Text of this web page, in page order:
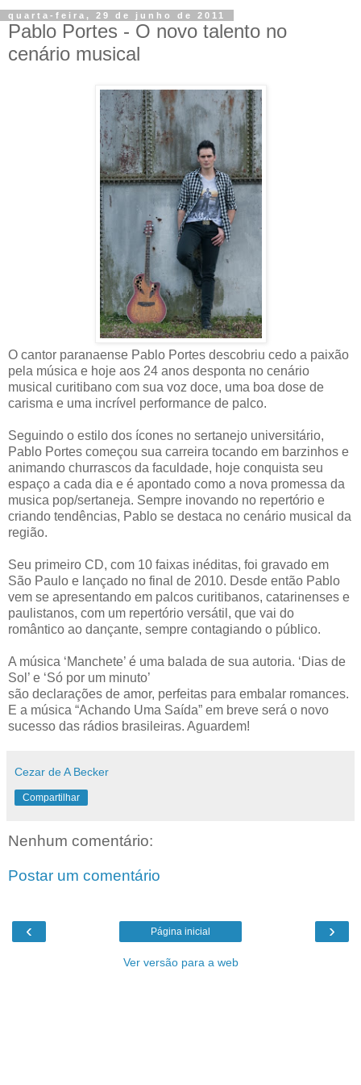
quarta-feira, 29 de junho de 2011
Pablo Portes - O novo talento no
cenário musical
O cantor paranaense Pablo Portes descobriu cedo a paixão
pela música e hoje aos 24 anos desponta no cenário
musical curitibano com sua voz doce, uma boa dose de
carisma e uma incrível performance de palco.
Seguindo o estilo dos ícones no sertanejo universitário,
Pablo Portes começou sua carreira tocando em barzinhos e
animando churrascos da faculdade, hoje conquista seu
espaço a cada dia e é apontado como a nova promessa da
musica pop/sertaneja. Sempre inovando no repertório e
criando tendências, Pablo se destaca no cenário musical da
região.
Seu primeiro CD, com 10 faixas inéditas, foi gravado em
São Paulo e lançado no final de 2010. Desde então Pablo
vem se apresentando em palcos curitibanos, catarinenses e
paulistanos, com um repertório versátil, que vai do
romântico ao dançante, sempre contagiando o público.
A música ‘Manchete’ é uma balada de sua autoria. ‘Dias de
Sol’ e ‘Só por um minuto’
são declarações de amor, perfeitas para embalar romances.
E a música “Achando Uma Saída” em breve será o novo
sucesso das rádios brasileiras. Aguardem!
Cezar de A Becker
Compartilhar
Nenhum comentário:
Postar um comentário
‹ ›
Página inicial
Ver versão para a web